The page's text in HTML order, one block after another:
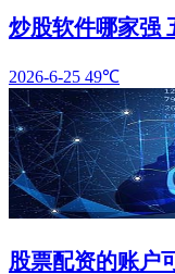
炒股软件哪家强
2026-6-25 49℃
股票配资的账户